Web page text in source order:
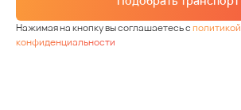
Нажимая на кнопку вы соглашаетесь сполитикой
конфиденциальности